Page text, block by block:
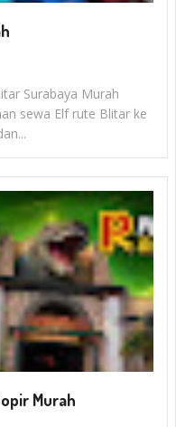
Surabaya Murah
sewa Elf rute Blitar ke
Murah